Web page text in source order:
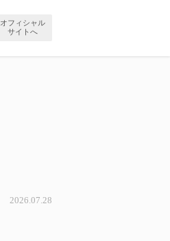
オフィシャル
サイトへ
2026.07.28